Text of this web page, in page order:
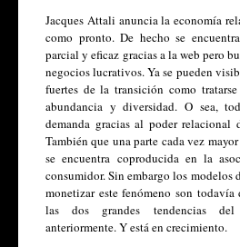
Jacques Attali anuncia la economía
como pronto. De hecho se
parcial y eficaz gracias a la web pero
negocios lucrativos. Ya se pueden
fuertes de la transición como
abundancia y diversidad. O sea,
demanda gracias al poder relacional
También que una parte cada vez
se encuentra coproducida en la
consumidor. Sin embargo los modelos
monetizar este fenómeno son
las dos grandes tendencias del
anteriormente. Y está en crecimiento.